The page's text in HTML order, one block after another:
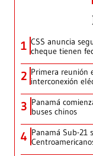
1 CSS anuncia
cheque tienen
2 Primera reunión
interconexión
3 Panamá
buses chinos
4 Panamá Sub-21